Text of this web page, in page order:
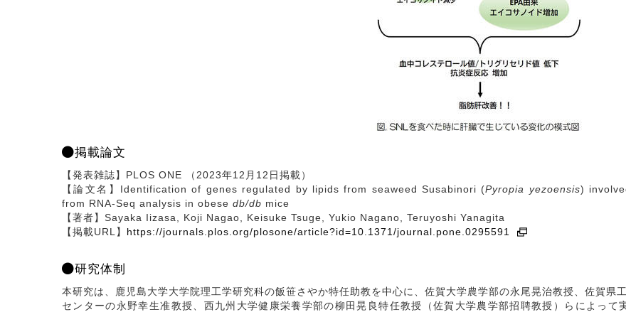
掲載論文
【発表雑誌】PLOS ONE （2023年12月12日掲載）
【論文名】Identification of genes regulated by lipids from seaweed Susabinori (Pyropia yezoensis)
from RNA-Seq analysis in obese db/db mice
【著者】Sayaka Iizasa, Koji Nagao, Keisuke Tsuge, Yukio Nagano, Teruyoshi Yanagita
【掲載URL】 https://journals.plos.org/plosone/article?id=10.1371/journal.pone.0295591
研究体制
本研究は、鹿児島大学大学院理工学研究科の飯笹さやか特任助教を中心に、佐賀大学農学部の永尾晃治教授、佐賀県
センターの永野幸生准教授、西九州大学健康栄養学部の柳田晃良特任教授（佐賀大学農学部招聘教授）らによって